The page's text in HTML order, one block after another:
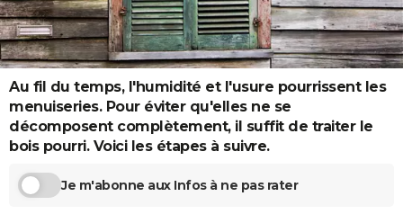
Destinations
City break
Voyage nature
Voyage de noces
Forum
Climat
+
PHOTO
GUIDES D'ACHAT
BONS PLANS
CARTE DE VOEUX
Dictionnaire
Biographies
Citations
Expressions
Proverbes
Au fil du temps, l'humidité et l'usure pourrissent les
menuiseries. Pour éviter qu'elles ne se
décomposent complètement, il suffit de traiter le
bois pourri. Voici les étapes à suivre.
Je m'abonne aux Infos à ne pas rater